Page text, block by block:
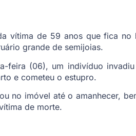
vítima de 59 anos que fica
grande de semijoias.
feira (06), um indivíduo
e cometeu o estupro.
no imóvel até o amanhecer,
de morte.